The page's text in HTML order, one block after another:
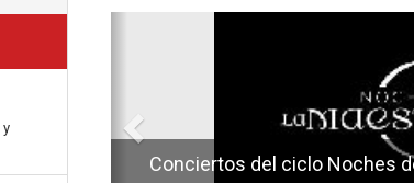
y
Conciertos del ciclo Noches